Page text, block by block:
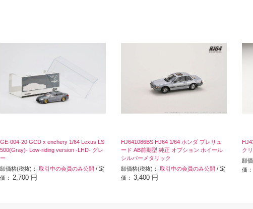
GE-004-20 GCD x enchery 1/64 Lexus LS
500(Gray)- Low-riding version -LHD- グレ
ー
卸価格(税抜)： 取引中の会員のみ公開 / 定
価： 2,700 円
HJ641086BS HJ64 1/64 ホンダ プレリュ
ード AB前期型 純正 オプション ホイール
シルバーメタリック
卸価格(税抜)： 取引中の会員のみ公開 / 定
価： 3,400 円
ク
卸
価：